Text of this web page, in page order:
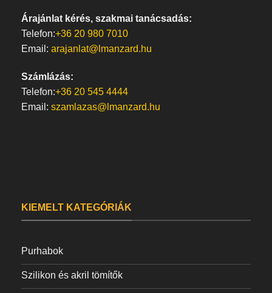
Árajánlat kérés, szakmai tanácsadás:
Telefon:+36 20 980 7010
Email: arajanlat@lmanzard.hu
Számlázás:
Telefon:+36 20 545 4444
Email: szamlazas@lmanzard.hu
KIEMELT KATEGÓRIÁK
Purhabok
Szilikon és akril tömítők